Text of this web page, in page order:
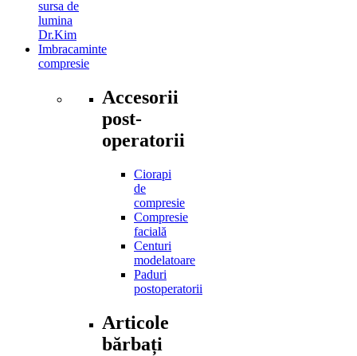
sursa de
lumina
Dr.Kim
Imbracaminte
compresie
Accesorii
post-
operatorii
Ciorapi
de
compresie
Compresie
facială
Centuri
modelatoare
Paduri
postoperatorii
Articole
bărbați